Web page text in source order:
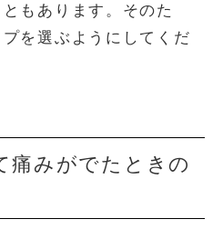
もあります。そのた
を選ぶようにしてくだ
痛みがでたときの